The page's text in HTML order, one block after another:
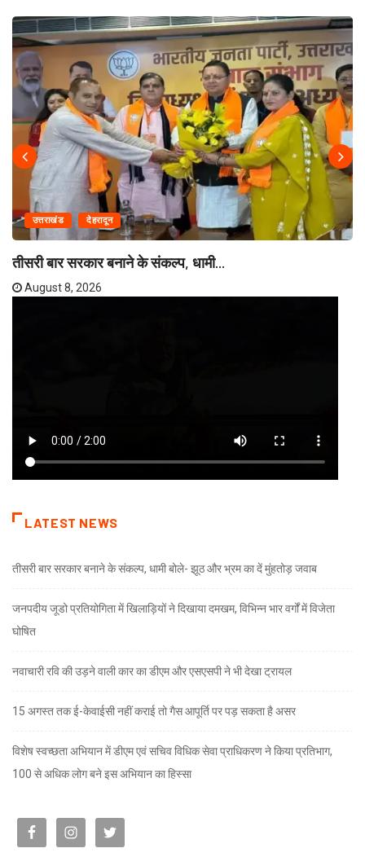
उत्तराखंड देहरादून
तीसरी बार सरकार बनाने के संकल्प, धामी...
August 8, 2026
LATEST NEWS
तीसरी बार सरकार बनाने के संकल्प, धामी बोले- झूठ और भ्रम का दें मुंहतोड़ जवाब
जनपदीय जूडो प्रतियोगिता में खिलाड़ियों ने दिखाया दमखम, विभिन्न भार वर्गों में विजेता
घोषित
नवाचारी रवि की उड़ने वाली कार का डीएम और एसएसपी ने भी देखा ट्रायल
15 अगस्त तक ई-केवाईसी नहीं कराई तो गैस आपूर्ति पर पड़ सकता है असर
विशेष स्वच्छता अभियान में डीएम एवं सचिव विधिक सेवा प्राधिकरण ने किया प्रतिभाग,
100 से अधिक लोग बने इस अभियान का हिस्सा